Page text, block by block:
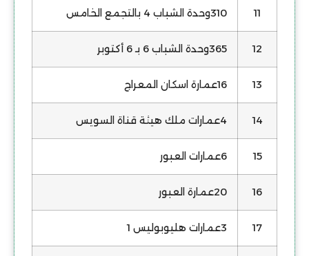
11 310وحدة الشباب 4 بالتجمع الخامس
12 365وحدة الشباب 6 بـ 6 أكتوبر
13 16عمارة اسكان المعراج
14 4عمارات ملك هيئة قناة السويس
15 6عمارات العبور
16 20عمارة العبور
17 3عمارات هليوبوليس 1